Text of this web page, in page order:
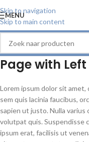
Skip to navigation
Skip to main content
MENU
Page with
Lorem ipsum dolor sit
sem quis lacinia faucibus,
sapien ut justo. Nulla varius
volutpat quis. Suspendisse
ipsum erat, facilisis ut